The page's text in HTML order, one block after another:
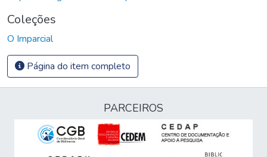
Coleções
O Imparcial
Página do item completo
PARCEIROS